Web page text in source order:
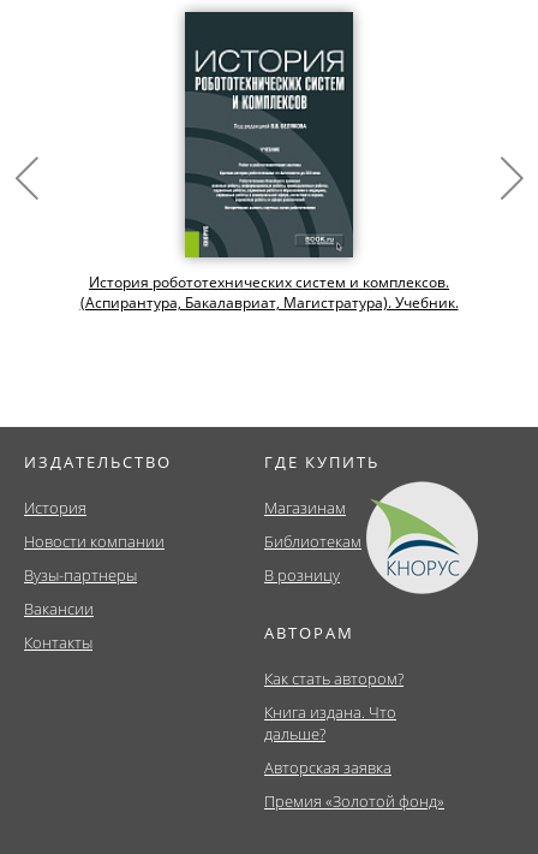
История робототехнических систем и комплексов.
(Аспирантура, Бакалавриат, Магистратура). Учебник.
ИЗДАТЕЛЬСТВО
История
Новости компании
Вузы-партнеры
Вакансии
Контакты
ГДЕ КУПИТЬ
Магазинам
Библиотекам
В розницу
АВТОРАМ
Как стать автором?
Книга издана. Что
дальше?
Авторская заявка
Премия «Золотой фонд»